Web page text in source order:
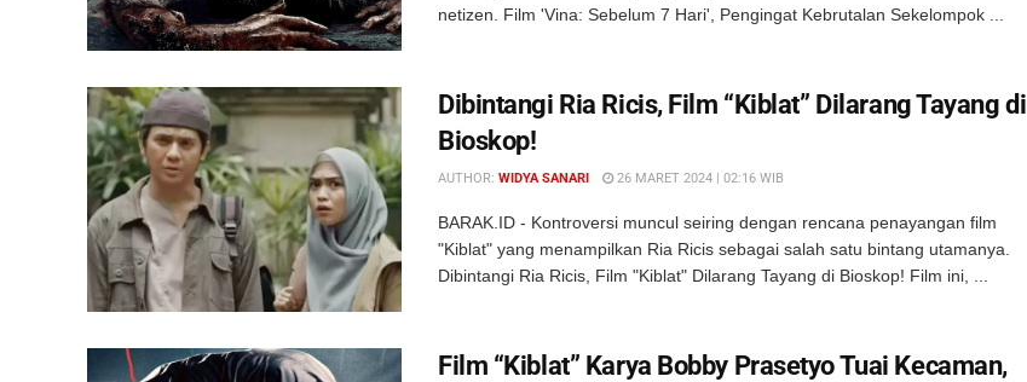
netizen. Film 'Vina: Sebelum 7 Hari', Pengingat Kebrutalan Sekelompok ...
Dibintangi Ria Ricis, Film “Kiblat” Dilarang Tayang di
Bioskop!
AUTHOR: WIDYA SANARI 26 MARET 2024 | 02:16 WIB
BARAK.ID - Kontroversi muncul seiring dengan rencana penayangan film
"Kiblat" yang menampilkan Ria Ricis sebagai salah satu bintang utamanya.
Dibintangi Ria Ricis, Film "Kiblat" Dilarang Tayang di Bioskop! Film ini, ...
Film “Kiblat” Karya Bobby Prasetyo Tuai Kecaman,